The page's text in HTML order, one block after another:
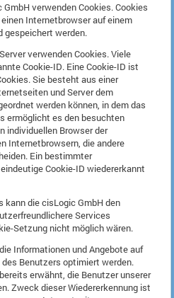
verwenden Cookies. Cookies
Internetbrowser auf einem
gespeichert werden.
verwenden Cookies. Viele
Cookie-ID. Eine Cookie-ID ist
Sie besteht aus einer
und Server dem
werden können, in dem das
ermöglicht es den besuchten
individuellen Browser der
Internetbrowsern, die andere
Ein bestimmter
Cookie-ID wiedererkannt
kann die cisLogic GmbH den
Services
Setzung nicht möglich wären.
Informationen und Angebote auf
Benutzers optimiert werden.
erwähnt, die Benutzer unserer
Zweck dieser Wiedererkennung ist